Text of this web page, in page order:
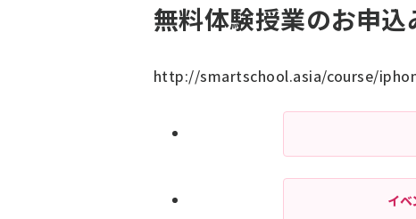
無料体験授業のお申込
http://smartschool.asia/course/
イベ